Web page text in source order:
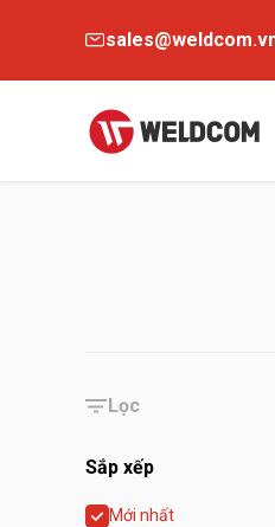
Lọc
Sắp xếp
Mới nhất